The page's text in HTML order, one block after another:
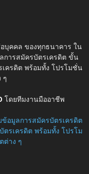
บุคคล ของทุกธนาคาร ใน
การสมัครบัตรเครดิต ขั้น
ครดิต พร้อมทั้ง โปรโมชั่น
ๆ
โดยทีมงานมืออาชีพ
อมูลการสมัครบัตรเครดิต
รเครดิต พร้อมทั้ง โปรโม
ต่าง ๆ